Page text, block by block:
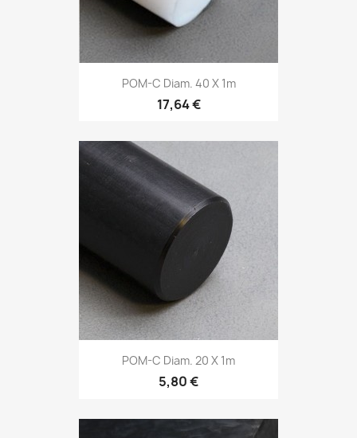
POM-C Diam. 40 X 1m
17,64 €
POM-C Diam. 20 X 1m
5,80 €